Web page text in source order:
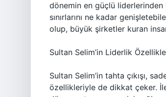
dönemin en güçlü liderlerinden
sınırlarını ne kadar
olup, büyük şirketler kuran
Sultan Selim’in Liderlik
Sultan Selim’in tahta çıkışı,
özellikleriyle de dikkat çeker.